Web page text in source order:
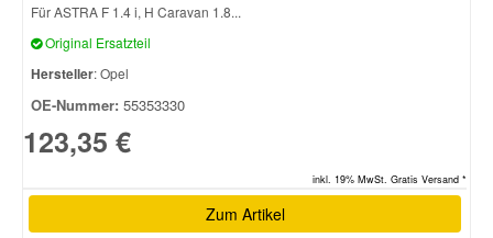
Für ASTRA F 1.4 i, H Caravan 1.8...
Original Ersatzteil
Hersteller: Opel
OE-Nummer: 55353330
123,35 €
inkl. 19% MwSt. Gratis Versand *
Zum Artikel